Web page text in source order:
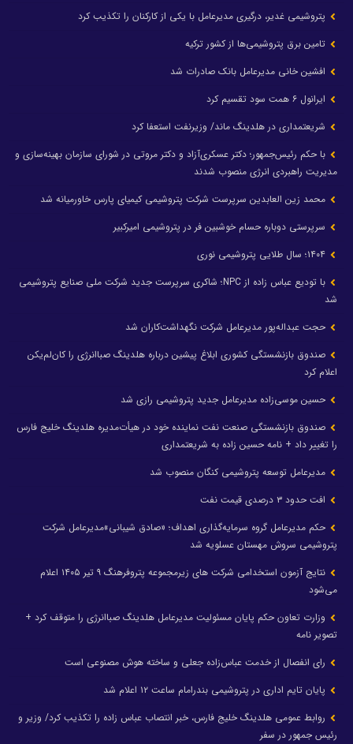
پتروشیمی غدیر، درگیری مدیرعامل با یکی از کارکنان را تکذیب کرد
تامین برق پتروشیمی‌ها از کشور ترکیه
افشین خانی مدیرعامل بانک صادرات شد
ایرانول ۶ همت سود تقسیم کرد
شریعتمداری در هلدینگ ماند/ وزیرنفت استعفا کرد
با حکم رئیس‌جمهور؛ دکتر عسکری‌آزاد و دکتر مروتی در شورای سازمان بهینه‌سازی و
مدیریت راهبردی انرژی منصوب شدند
محمد زین العابدین سرپرست شرکت پتروشیمی کیمیای پارس خاورمیانه شد
سرپرستی دوباره حسام خوشبین فر در پتروشیمی امیرکبیر
با تودیع عباس زاده از NPC؛ شاکری سرپرست جدید شرکت ملی صنایع پتروشیمی
شد
حجت عبداله‌پور مدیرعامل شرکت نگهداشت‌کاران شد
صندوق بازنشستگی کشوری ابلاغ پیشین درباره هلدینگ صباانرژی را کان‌لم‌یکن
اعلام کرد
حسین موسی‌زاده مدیرعامل جدید پتروشیمی رازی شد
صندوق بازنشستگی صنعت نفت نماینده خود در هیأت‌مدیره هلدینگ خلیج فارس
را تغییر داد + نامه حسین زاده به شریعتمداری
مدیرعامل توسعه پتروشیمی کنگان منصوب شد
افت حدود ۳ درصدی قیمت نفت
حکم مدیرعامل گروه سرمایه‌گذاری اهداف؛ «صادق شیبانی»مدیرعامل شرکت
پتروشیمی سروش مهستان عسلویه شد
نتایج آزمون استخدامی شرکت های زیرمجموعه پتروفرهنگ ۹ تیر ۱۴۰۵ اعلام
می‌شود
وزارت تعاون حکم پایان مسئولیت مدیرعامل هلدینگ صباانرژی را متوقف کرد +
تصویر نامه
رای انفصال از خدمت عباس‌زاده جعلی و ساخته هوش مصنوعی است
پایان تایم اداری در پتروشیمی بندرامام ساعت ۱۲ اعلام شد
روابط عمومی هلدینگ خلیج فارس، خبر انتصاب عباس زاده را تکذیب کرد/ وزیر و
رئیس جمهور در سفر